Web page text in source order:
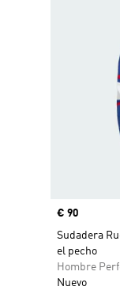
Precio
€ 90
Sudadera
el pecho
Hombre
Nuevo